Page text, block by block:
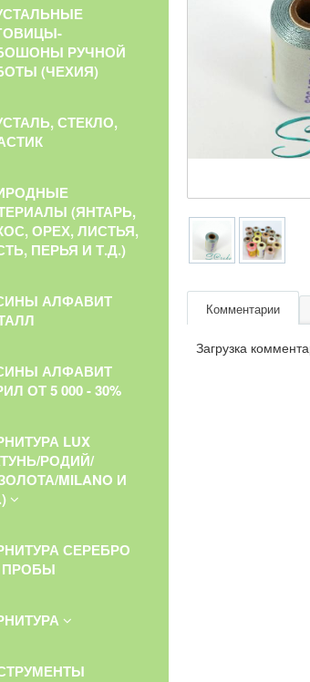
Комментарии
Загрузка
РУЧНОЙ
(ЧЕХИЯ)
СТЕКЛО,
(ЯНТАРЬ,
ОРЕХ, ЛИСТЬЯ,
ПЕРЬЯ И Т.Д.)
АЛФАВИТ
АЛФАВИТ
ОТ 5 000 - 30%
LUX
РОДИЙ/
MILANO И
СЕРЕБРО
ПРОБЫ